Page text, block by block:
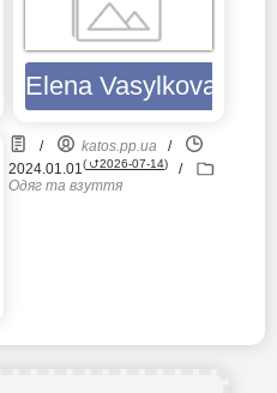
Elena Vasylkova
/ katos.pp.ua /
2024.01.01(⮍2026-07-14)
/
Одяг та взуття